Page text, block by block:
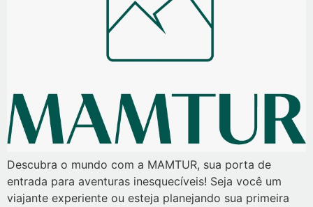
Descubra o mundo com a MAMTUR, sua porta de
entrada para aventuras inesquecíveis! Seja você um
viajante experiente ou esteja planejando sua primeira